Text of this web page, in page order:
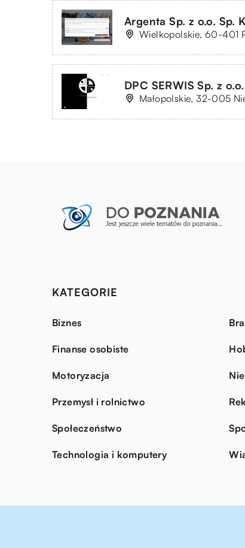
Argenta Sp. z o.o. Sp.
Wielkopolskie, 60-401
DPC SERWIS Sp. z o.o.
Małopolskie, 32-005
KATEGORIE
Biznes
Finanse osobiste
Motoryzacja
Przemysł i rolnictwo
Społeczeństwo
Technologia i komputery